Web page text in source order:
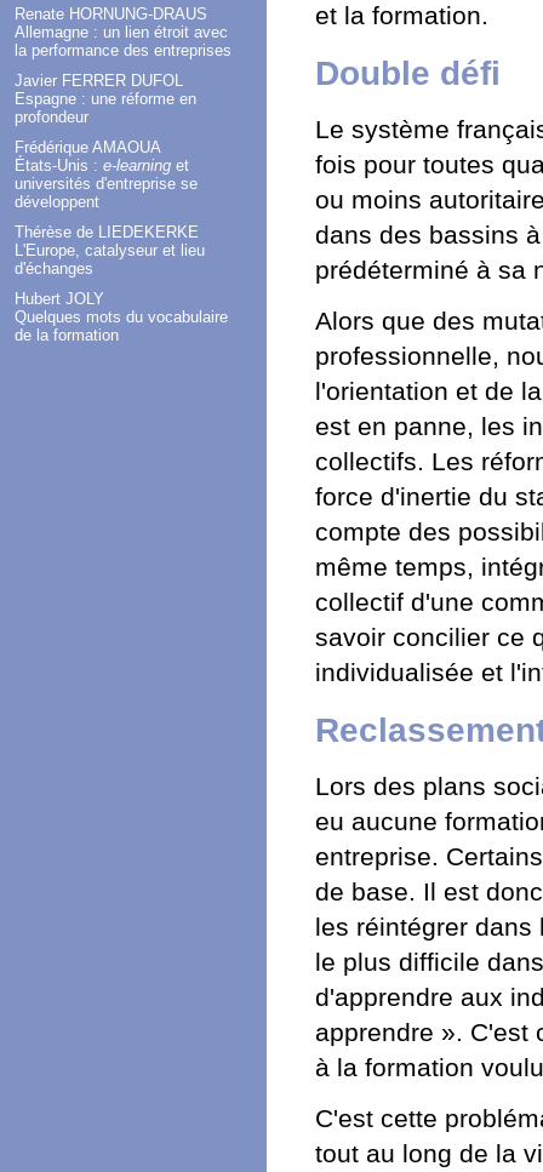
Renate HORNUNG-DRAUS
Allemagne : un lien étroit avec
la performance des entreprises
Javier FERRER DUFOL
Espagne : une réforme en
profondeur
Frédérique AMAOUA
États-Unis : e-learning et
universités d'entreprise se
développent
Thérèse de LIEDEKERKE
L'Europe, catalyseur et lieu
d'échanges
Hubert JOLY
Quelques mots du vocabulaire
de la formation
et la formation.
Double défi
Le système
fois pour toutes
ou moins
dans des bassins
prédéterminé à sa
Alors que des
professionnelle,
l'orientation et de
est en panne, les
collectifs. Les
force d'inertie du
compte des
même temps,
collectif d'une
savoir concilier ce
individualisée et
Lors des plans
eu aucune
entreprise.
de base. Il est
les réintégrer
le plus difficile
d'apprendre aux
apprendre ». C'est
à la formation
C'est cette
tout au long de la